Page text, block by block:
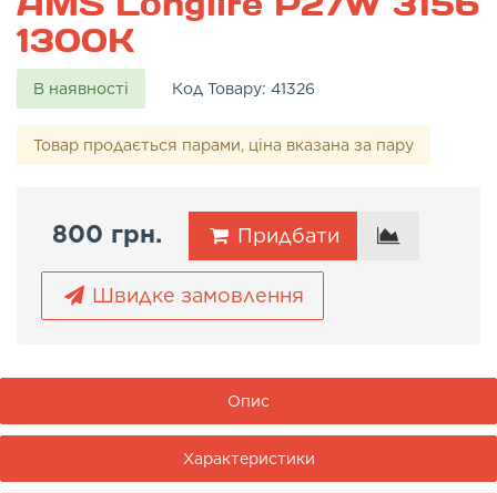
1300K
В наявності Код Товару: 41326
Товар продається парами, ціна вказана за пару
800 грн. Придбати
Швидке замовлення
Опис
Характеристики